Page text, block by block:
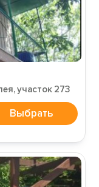
участок 273
Выбрать